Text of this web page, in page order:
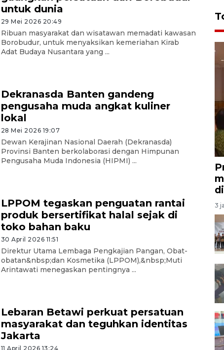
untuk dunia
29 Mei 2026 20:49
Ribuan masyarakat dan wisatawan memadati kawasan
Borobudur, untuk menyaksikan kemeriahan Kirab
Adat Budaya Nusantara yang ...
Dekranasda Banten gandeng
pengusaha muda angkat kuliner
lokal
28 Mei 2026 19:07
Dewan Kerajinan Nasional Daerah (Dekranasda)
Provinsi Banten berkolaborasi dengan Himpunan
Pengusaha Muda Indonesia (HIPMI) ...
LPPOM tegaskan penguatan rantai
produk bersertifikat halal sejak di
toko bahan baku
30 April 2026 11:51
Direktur Utama Lembaga Pengkajian Pangan, Obat-
obatan&nbsp;dan Kosmetika (LPPOM),&nbsp;Muti
Arintawati menegaskan pentingnya ...
Lebaran Betawi perkuat persatuan
masyarakat dan teguhkan identitas
Jakarta
11 April 2026 13:24
3